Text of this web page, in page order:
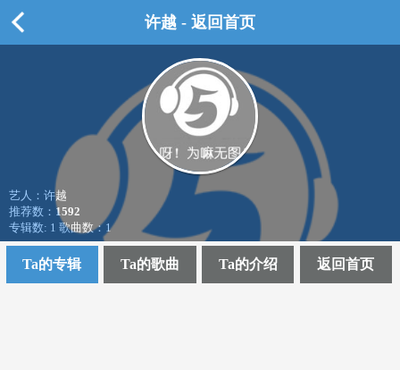
许越 - 返回首页
艺人：许越
推荐数： 1592
专辑数: 1 歌曲数：1
Ta的专辑 Ta的歌曲 Ta的介绍 返回首页